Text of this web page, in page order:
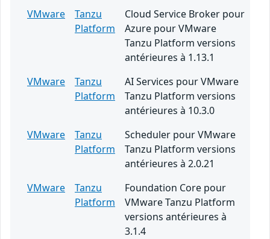
VMware
Tanzu
Platform
Cloud Service Broker pour
Azure pour VMware
Tanzu Platform versions
antérieures à 1.13.1
VMware
Tanzu
Platform
AI Services pour VMware
Tanzu Platform versions
antérieures à 10.3.0
VMware
Tanzu
Platform
Scheduler pour VMware
Tanzu Platform versions
antérieures à 2.0.21
VMware
Tanzu
Platform
Foundation Core pour
VMware Tanzu Platform
versions antérieures à
3.1.4